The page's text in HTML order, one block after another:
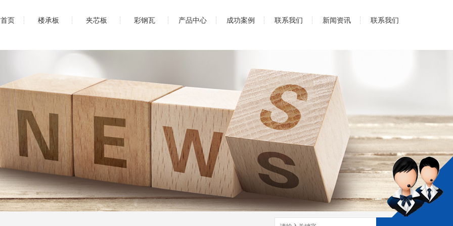
页 楼承板 夹芯板 彩钢瓦 产品中心 成功案例 联系我们 新闻资讯 联系我们